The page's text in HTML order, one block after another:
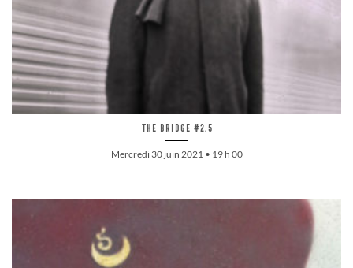
The Bridge #2.5
Mercredi 30 juin 2021 • 19 h 00